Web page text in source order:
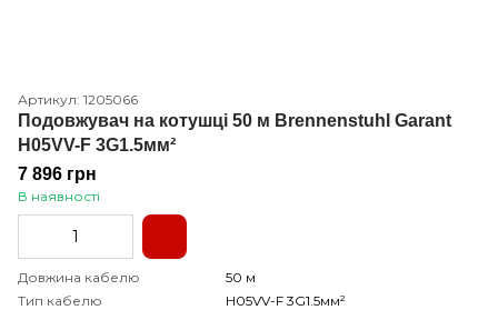
Артикул: 1205066
Подовжувач на котушці 50 м Brennenstuhl Garant
H05VV-F 3G1.5мм²
7 896 грн
В наявності
Довжина кабелю
50 м
Тип кабелю
H05VV-F 3G1.5мм²